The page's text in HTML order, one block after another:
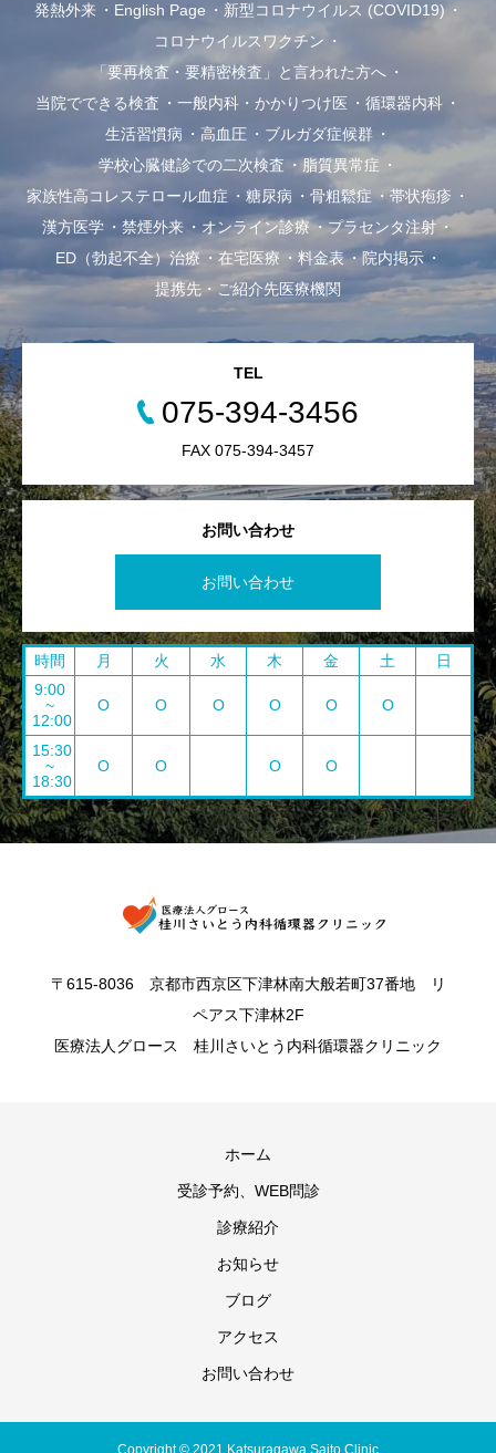
発熱外来 English Page
新型コロナウイルス (COVID19)
コロナウイルスワクチン
「要再検査・要精密検査」と言われた方へ
当院でできる検査
一般内科・かかりつけ医
循環器内科
生活習慣病
高血圧
ブルガダ症候群
学校心臓健診での二次検査
脂質異常症
家族性高コレステロール血症
糖尿病 骨粗鬆症
帯状疱疹
漢方医学
禁煙外来 オンライン診療
プラセンタ注射
ED（勃起不全）治療
在宅医療 料金表
院内掲示
提携先・ご紹介先医療機関
お問い合わせ
お問い合わせ
TEL
075-394-3456
FAX 075-394-3457
時間 月 火 水 木 金 土
日
9:00
~
12:00
O O O O O O
15:30
~
18:30
O O O O
〒615-8036 京都市西京区下津林南大般若町37番地 リ
ペアス下津林2F
医療法人グロース 桂川さいとう内科循環器クリニック
ホーム
受診予約、WEB問診
診療紹介
お知らせ
ブログ
アクセス
お問い合わせ
Copyright © 2021 Katsuragawa Saito Clinic